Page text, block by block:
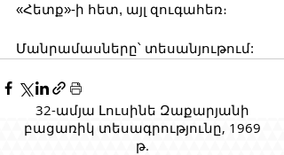
«Հետք»-ի հետ, այլ զուգահեռ։
Մանրամասները՝ տեսանյութում:
32-ամյա Լուսինե Զաքարյանի
բացառիկ տեսագրությունը, 1969
թ.